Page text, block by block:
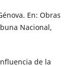
En: Obras
Nacional,
de la